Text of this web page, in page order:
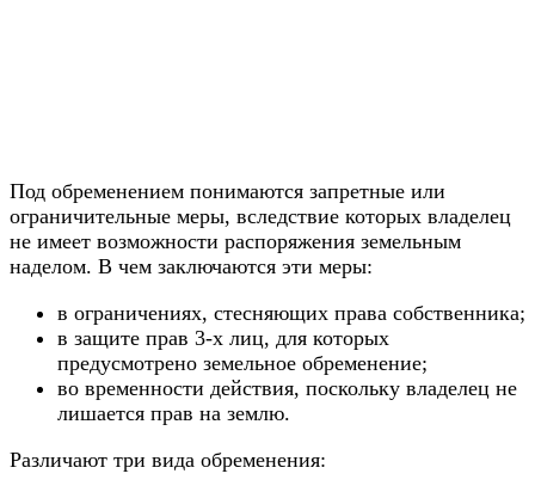
Под обременением понимаются запретные или
ограничительные меры, вследствие которых владелец
не имеет возможности распоряжения земельным
наделом. В чем заключаются эти меры:
в ограничениях, стесняющих права собственника;
в защите прав 3-х лиц, для которых
предусмотрено земельное обременение;
во временности действия, поскольку владелец не
лишается прав на землю.
Различают три вида обременения: